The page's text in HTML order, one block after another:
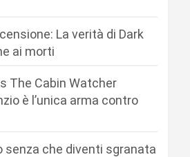
La verità di Dark
ai morti
The Cabin Watcher
è l’unica arma contro
senza che diventi sgranata